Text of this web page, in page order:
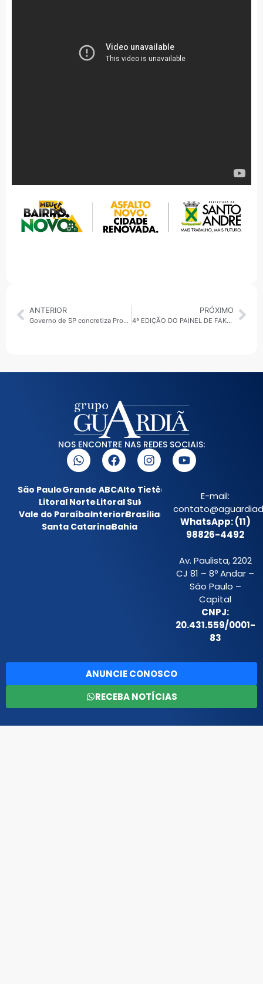
ANTERIOR
Governo de SP concretiza ProFerramentaria e impulsiona economia
PRÓXIMO
4ª EDIÇÃO DO PAINEL DE FAKENEWS ACONTECEU NA CÂMARA DE GUARULHOS
NOS ENCONTRE NAS REDES SOCIAIS:
São PauloGrande ABCAlto Tietê
Litoral NorteLitoral Sul
Vale do ParaíbaInteriorBrasília
Santa CatarinaBahia
E-mail:
WhatsApp: (11)
98826-4492
Av. Paulista, 2202
CJ 81 – 8º Andar –
São Paulo –
Capital
CNPJ:
20.431.559/0001-
83
ANUNCIE CONOSCO
RECEBA NOTÍCIAS